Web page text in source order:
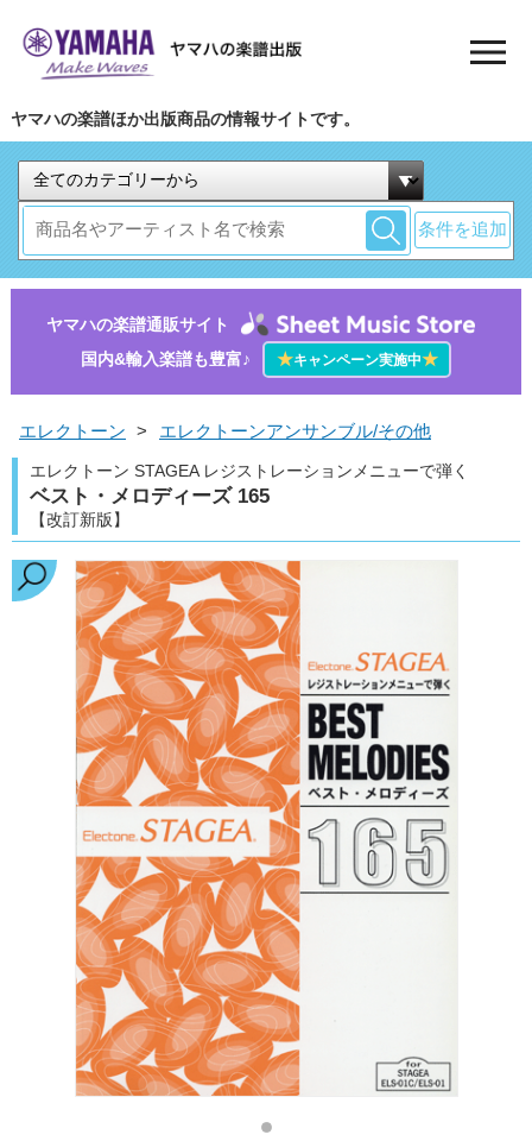
ヤマハの楽譜ほか出版商品の情報サイトです。
条件を追加
ヤマハの楽譜通販サイト
国内&輸入楽譜も豊富♪
★キャンペーン実施中★
エレクトーン > エレクトーンアンサンブル/その他
エレクトーン STAGEA レジストレーションメニューで弾く
ベスト・メロディーズ 165
【改訂新版】